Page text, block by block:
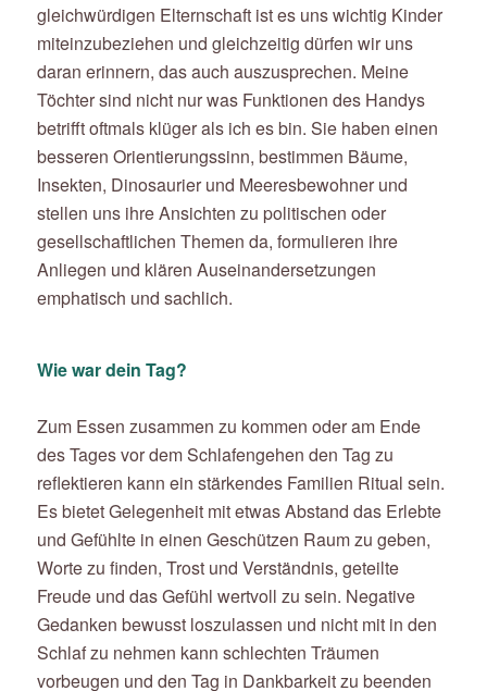
gleichwürdigen Elternschaft ist es uns wichtig Kinder
miteinzubeziehen und gleichzeitig dürfen wir uns
daran erinnern, das auch auszusprechen. Meine
Töchter sind nicht nur was Funktionen des Handys
betrifft oftmals klüger als ich es bin. Sie haben einen
besseren Orientierungssinn, bestimmen Bäume,
Insekten, Dinosaurier und Meeresbewohner und
stellen uns ihre Ansichten zu politischen oder
gesellschaftlichen Themen da, formulieren ihre
Anliegen und klären Auseinandersetzungen
emphatisch und sachlich.
Wie war dein Tag?
Zum Essen zusammen zu kommen oder am Ende
des Tages vor dem Schlafengehen den Tag zu
reflektieren kann ein stärkendes Familien Ritual sein.
Es bietet Gelegenheit mit etwas Abstand das Erlebte
und Gefühlte in einen Geschützen Raum zu geben,
Worte zu finden, Trost und Verständnis, geteilte
Freude und das Gefühl wertvoll zu sein. Negative
Gedanken bewusst loszulassen und nicht mit in den
Schlaf zu nehmen kann schlechten Träumen
vorbeugen und den Tag in Dankbarkeit zu beenden